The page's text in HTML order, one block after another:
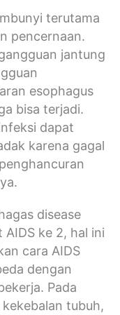
terutama
pencernaan.
jantung
esophagus
bisa terjadi.
dapat
karena gagal
disease
ke 2, hal ini
cara AIDS
dengan
Pada
tubuh,